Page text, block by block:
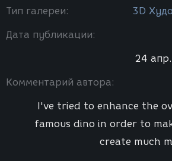
Тип галереи: 3D
Дата публикации:
24
Комментарий автора:
I've tried to enhance the
famous dino in order to
create much